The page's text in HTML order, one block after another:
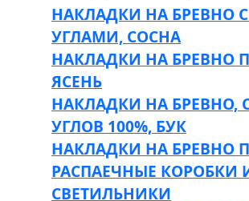
НАКЛАДКИ НА БРЕВНО
УГЛАМИ, СОСНА
НАКЛАДКИ НА БРЕВНО
ЯСЕНЬ
НАКЛАДКИ НА БРЕВНО,
УГЛОВ 100%, БУК
НАКЛАДКИ НА БРЕВНО
РАСПАЕЧНЫЕ КОРОБКИ
СВЕТИЛЬНИКИ